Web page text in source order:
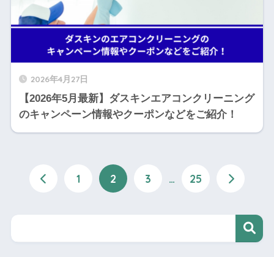
2026年4月27日
【2026年5月最新】ダスキンエアコンクリーニング
のキャンペーン情報やクーポンなどをご紹介！
1 2 3 … 25